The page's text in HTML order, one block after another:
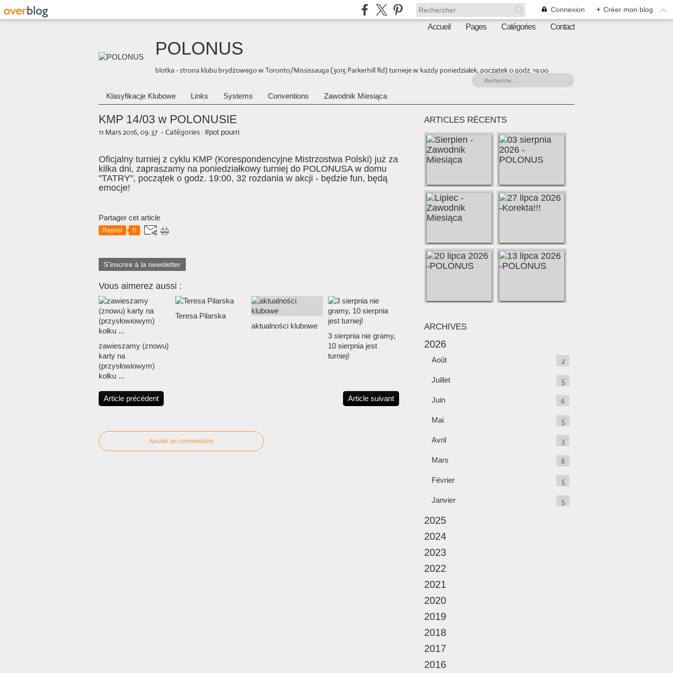
Connexion + Créer mon blog
Accueil Pages Catégories Contact
POLONUS
blotka - strona klubu brydżowego w Toronto/Mississauga (3015 Parkerhill Rd) turnieje w każdy poniedziałek, początek o godz. 19:00
Klasyfikacje Klubowe Links Systems Conventions Zawodnik Miesiąca
KMP 14/03 w POLONUSIE
11 Mars 2016, 09:37 - Catégories : #pot pourri
Oficjalny turniej z cyklu KMP (Korespondencyjne Mistrzostwa Polski) już za
kilka dni, zapraszamy na poniedziałkowy turniej do POLONUSA w domu
"TATRY", początek o godz. 19:00, 32 rozdania w akcji - będzie fun, będą
emocje!
Partager cet article
Repost 0
S'inscrire à la newsletter
Vous aimerez aussi :
zawieszamy (znowu)
karty na
(przysłowiowym)
kołku ...
Teresa Pilarska
aktualności klubowe
3 sierpnia nie gramy,
10 sierpnia jest
turniej!
Article précédent Article suivant
Ajouter un commentaire
ARTICLES RÉCENTS
ARCHIVES
2026
Août 2
Juillet 5
Juin 6
Mai 5
Avril 3
Mars 8
Février 5
Janvier 5
2025
2024
2023
2022
2021
2020
2019
2018
2017
2016